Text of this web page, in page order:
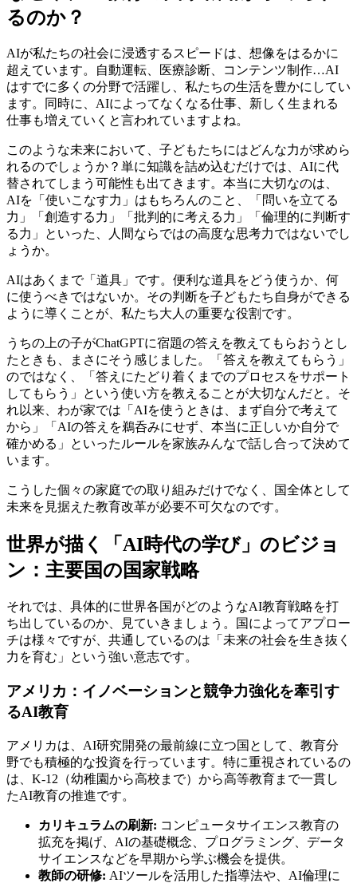
るのか？
AIが私たちの社会に浸透するスピードは、想像をはるかに
超えています。自動運転、医療診断、コンテンツ制作…AI
はすでに多くの分野で活躍し、私たちの生活を豊かにしてい
ます。同時に、AIによってなくなる仕事、新しく生まれる
仕事も増えていくと言われていますよね。
このような未来において、子どもたちにはどんな力が求めら
れるのでしょうか？単に知識を詰め込むだけでは、AIに代
替されてしまう可能性も出てきます。本当に大切なのは、
AIを「使いこなす力」はもちろんのこと、「問いを立てる
力」「創造する力」「批判的に考える力」「倫理的に判断す
る力」といった、人間ならではの高度な思考力ではないでし
ょうか。
AIはあくまで「道具」です。便利な道具をどう使うか、何
に使うべきではないか。その判断を子どもたち自身ができる
ように導くことが、私たち大人の重要な役割です。
うちの上の子がChatGPTに宿題の答えを教えてもらおうとし
たときも、まさにそう感じました。「答えを教えてもらう」
のではなく、「答えにたどり着くまでのプロセスをサポート
してもらう」という使い方を教えることが大切なんだと。そ
れ以来、わが家では「AIを使うときは、まず自分で考えて
から」「AIの答えを鵜呑みにせず、本当に正しいか自分で
確かめる」といったルールを家族みんなで話し合って決めて
います。
こうした個々の家庭での取り組みだけでなく、国全体として
未来を見据えた教育改革が必要不可欠なのです。
世界が描く「AI時代の学び」のビジョ
ン：主要国の国家戦略
それでは、具体的に世界各国がどのようなAI教育戦略を打
ち出しているのか、見ていきましょう。国によってアプロー
チは様々ですが、共通しているのは「未来の社会を生き抜く
力を育む」という強い意志です。
アメリカ：イノベーションと競争力強化を牽引す
るAI教育
アメリカは、AI研究開発の最前線に立つ国として、教育分
野でも積極的な投資を行っています。特に重視されているの
は、K-12（幼稚園から高校まで）から高等教育まで一貫し
たAI教育の推進です。
カリキュラムの刷新: コンピュータサイエンス教育の
拡充を掲げ、AIの基礎概念、プログラミング、データ
サイエンスなどを早期から学ぶ機会を提供。
教師の研修: AIツールを活用した指導法や、AI倫理に